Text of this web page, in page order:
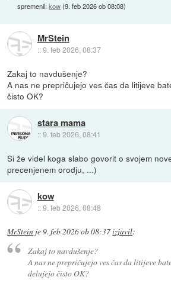
spremenil:kow(9. feb 2026 ob 08:08)
MrStein
::9. feb 2026, 08:37
Zakaj to navdušenje?
A nas ne prepričujejo ves čas da litijeve
čisto OK?
stara mama
::9. feb 2026, 08:41
Si že videl koga slabo govorit o svojem
precenjenem orodju, ...)
kow
::9. feb 2026, 08:48
MrStein je9. feb 2026 ob 08:37izjavil:
Zakaj to navdušenje?
A nas ne prepričujejo ves čas da litijeve
delujejo čisto OK?